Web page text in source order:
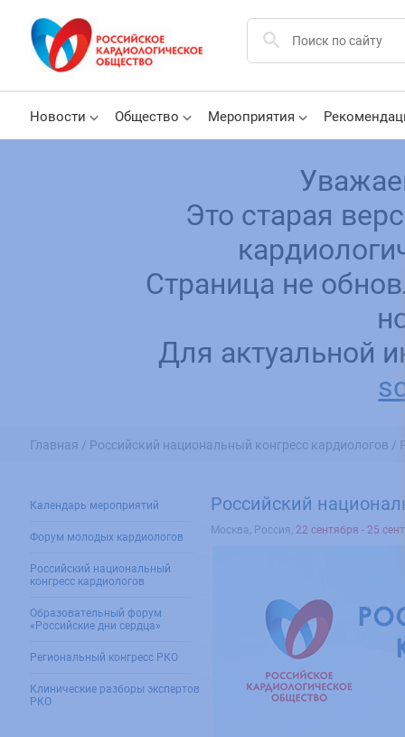
Новости Общество Мероприятия
Это старая
Страница не
Для актуальной
Главная / Российский национальный конгресс кардиологов /
Календарь мероприятий
Форум молодых кардиологов
Российский национальный
конгресс кардиологов
Образовательный форум
«Российские дни сердца»
Региональный конгресс РКО
Клинические разборы экспертов
РКО
Российский
Москва, Россия, 22 сентября - 25